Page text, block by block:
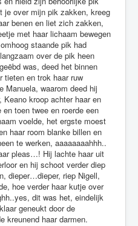
je over mijn pik zakken, kreeg
benen en liet zich zakken,
met haar lichaam bewegen
staande pik had
over de pik heen
was, deed het binnen
tieten en trok haar ruw
Manuela, waarom deed hij
kroop achter haar en
toen twee en roerde een
voelde, het ergste moest
haar room blanke billen en
te werken, aaaaaaaahhh..
pleas…! Hij lachte haar uit
en hij schoot verder diep
dieper…dieper, riep Nigell,
hoe verder haar kutje over
dit was het, eindelijk
geneukt door de
kreunend haar darmen.